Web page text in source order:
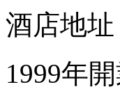
酒店地
1999年